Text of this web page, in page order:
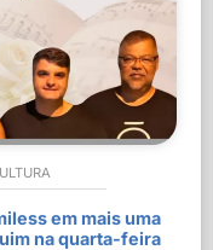
em mais uma
na quarta-feira